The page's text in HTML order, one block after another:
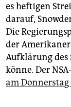
es heftigen
darauf,
Die
der
Aufklärung des
könne. Der
am